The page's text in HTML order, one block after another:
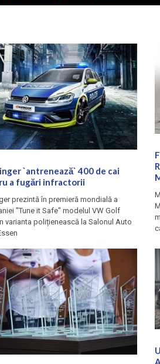
`antrenează` 400 de cai
a fugări infractorii
prezintă în premieră mondială a
"Tune it Safe" modelul VW Golf
varianta polițienească la Salonul Auto